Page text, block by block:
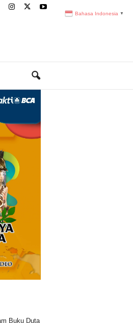
Buku Duta
Bahasa Indonesia ▼